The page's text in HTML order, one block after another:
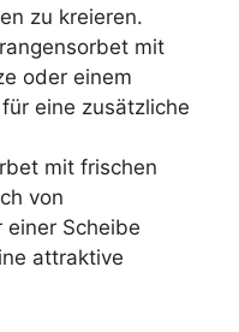
zu kreieren.
mit
oder einem
eine zusätzliche
mit frischen
von
einer Scheibe
attraktive